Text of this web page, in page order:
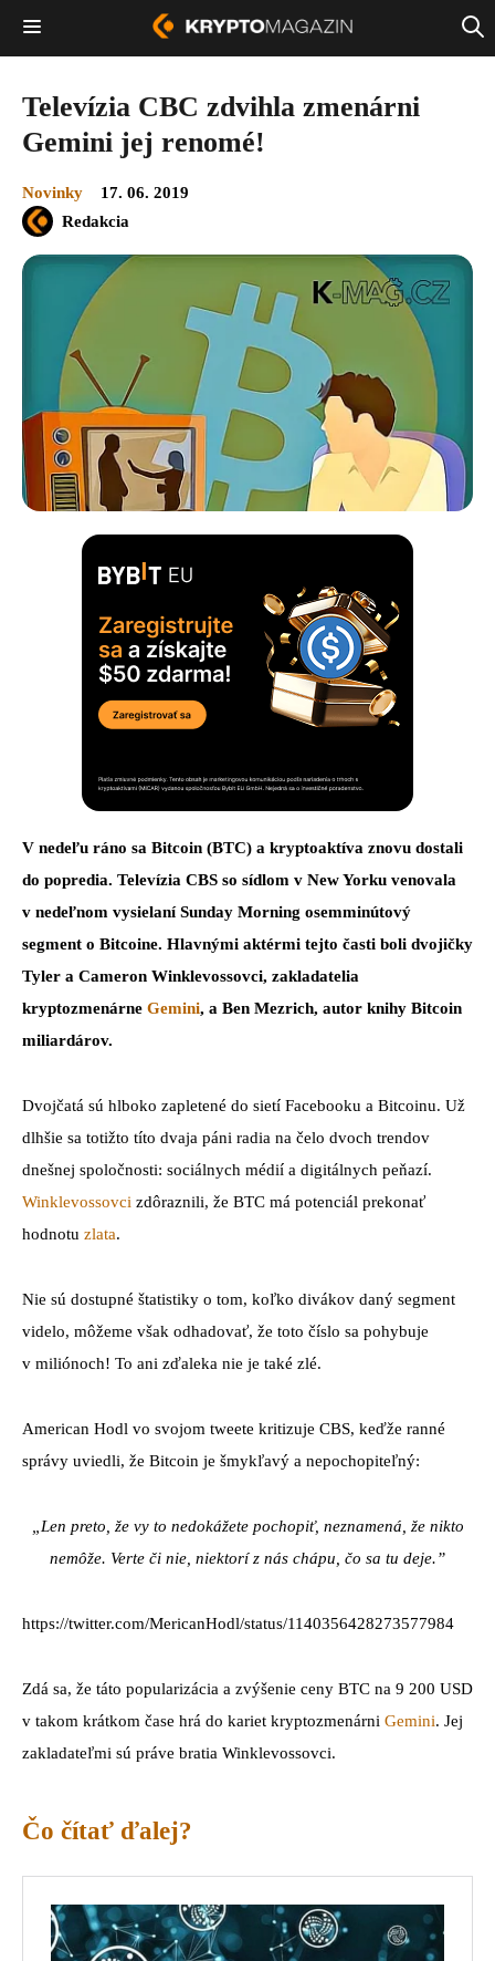
Televízia CBC zdvihla zmenárni
Gemini jej renomé!
Novinky
17. 06. 2019
Redakcia
V nedeľu ráno sa Bitcoin (BTC) a kryptoaktíva znovu dostali
do popredia. Televízia CBS so sídlom v New Yorku venovala
v nedeľnom vysielaní Sunday Morning osemminútový
segment o Bitcoine. Hlavnými aktérmi tejto časti boli dvojičky
Tyler a Cameron Winklevossovci, zakladatelia
kryptozmenárne Gemini, a Ben Mezrich, autor knihy Bitcoin
miliardárov.
Dvojčatá sú hlboko zapletené do sietí Facebooku a Bitcoinu. Už
dlhšie sa totižto títo dvaja páni radia na čelo dvoch trendov
dnešnej spoločnosti: sociálnych médií a digitálnych peňazí.
Winklevossovci zdôraznili, že BTC má potenciál prekonať
hodnotu zlata.
Nie sú dostupné štatistiky o tom, koľko divákov daný segment
videlo, môžeme však odhadovať, že toto číslo sa pohybuje
v miliónoch! To ani zďaleka nie je také zlé.
American Hodl vo svojom tweete kritizuje CBS, keďže ranné
správy uviedli, že Bitcoin je šmykľavý a nepochopiteľný:
„Len preto, že vy to nedokážete pochopiť, neznamená, že nikto
nemôže. Verte či nie, niektorí z nás chápu, čo sa tu deje.”
https://twitter.com/MericanHodl/status/1140356428273577984
Zdá sa, že táto popularizácia a zvýšenie ceny BTC na 9 200 USD
v takom krátkom čase hrá do kariet kryptozmenárni Gemini. Jej
zakladateľmi sú práve bratia Winklevossovci.
Čo čítať ďalej?